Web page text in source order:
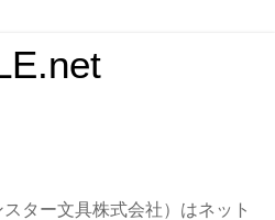
スター文具株式会社）はネット